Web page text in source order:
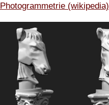
Photogrammetrie (wikipedia)